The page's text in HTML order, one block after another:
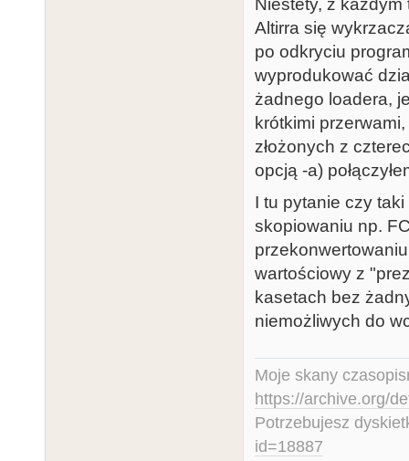
seconds (0
-lfn'<name>' Set program name displayed by the
binary loader
-lfc'<name>' Set company name displayed by the
binary loader
-lfbg:<n>    Set loader background (0-255)
-lfsilent    Silent I/O
Options for
-bi<n>      BASIC initializer. n=0 LAUNCHBAS
(default), n=1
Options for
-long       Long (3000 ms) IRGs
-et<n>      Trick with last record:
             n=0 None (default), n=1 Data in EOF
Niestety, z
Altirra się
po odkryciu
wyprodukować
żadnego loadera,
krótkimi
złożonych z
opcją -a)
I tu pytanie czy
skopiowaniu np.
wartościowy z
kasetach bez
niemożliwych do
Moje skany
https://archive.org/
Potrzebujesz
id=18887